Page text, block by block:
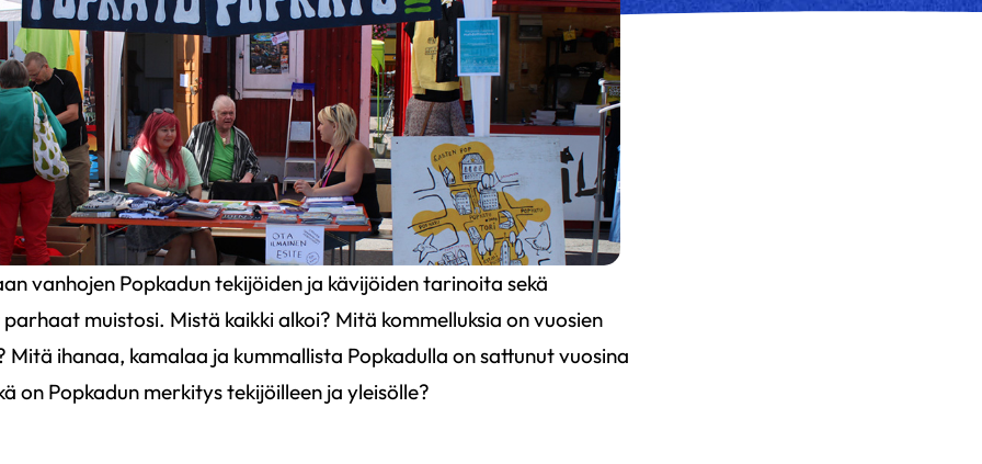
vanhojen Popkadun tekijöiden ja kävijöiden tarinoita sekä
muistosi. Mistä kaikki alkoi? Mitä kommelluksia on vuosien
Mitä ihanaa, kamalaa ja kummallista Popkadulla on sattunut vuosina
on Popkadun merkitys tekijöilleen ja yleisölle?